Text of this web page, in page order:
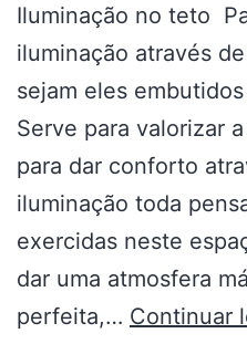
Iluminação no teto
iluminação através
sejam eles
Serve para valorizar
para dar conforto
iluminação toda
exercidas neste
dar uma atmosfera
perfeita,… Continuar